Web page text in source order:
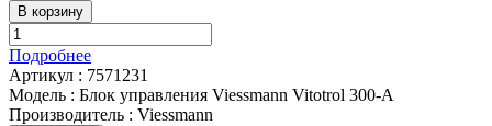
В корзину
Подробнее
Артикул : 7571231
Модель : Блок управления Viessmann Vitotrol 300-A
Производитель : Viessmann